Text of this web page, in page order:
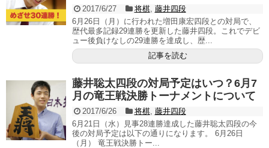
2017/6/27 将棋, 藤井四段
6月26日（月）に行われた増田康宏四段との対局で、
歴代最多記録29連勝を更新した藤井四段。これでデビ
ュー後負けなしの29連勝を達成し、歴...
記事を読む
藤井聡太四段の対局予定はいつ？6月7
月の竜王戦決勝トーナメントについて
2017/6/26 将棋, 藤井四段
6月21日（水）見事28連勝達成した藤井聡太四段の今
後の対局予定は以下の通りになります。 6月26日
（月） 竜王戦決勝トー...